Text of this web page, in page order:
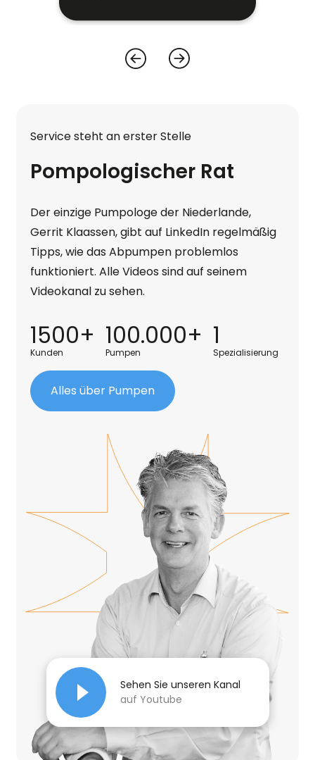
Service steht an erster Stelle
Pompologischer Rat
Der einzige Pumpologe der Niederlande,
Gerrit Klaassen, gibt auf LinkedIn regelmäßig
Tipps, wie das Abpumpen problemlos
funktioniert. Alle Videos sind auf seinem
Videokanal zu sehen.
1500+
Kunden
100.000+
Pumpen
1
Spezialisierung
Alles über Pumpen
Sehen Sie unseren Kanal
auf Youtube